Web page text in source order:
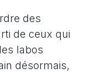
des
de ceux qui
labos
désormais,